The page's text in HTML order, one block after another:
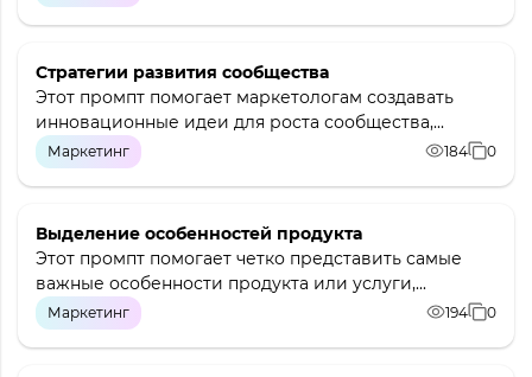
Стратегии развития сообщества
Этот промпт помогает маркетологам создавать
инновационные идеи для роста сообщества,...
Маркетинг 184 0
Выделение особенностей продукта
Этот промпт помогает четко представить самые
важные особенности продукта или услуги,...
Маркетинг 194 0